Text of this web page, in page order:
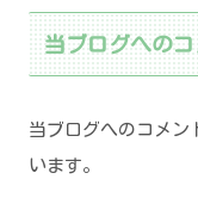
当ブログへの
当ブログへのコメン
います。